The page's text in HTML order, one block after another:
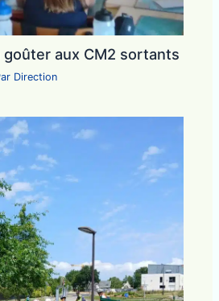
goûter aux CM2 sortants
Direction